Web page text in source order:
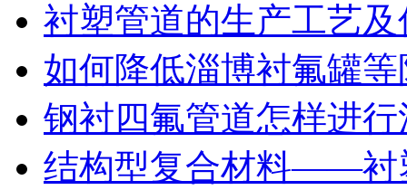
衬塑管道的生产工艺及
如何降低淄博衬氟罐
钢衬四氟管道怎样进行
结构型复合材料——衬